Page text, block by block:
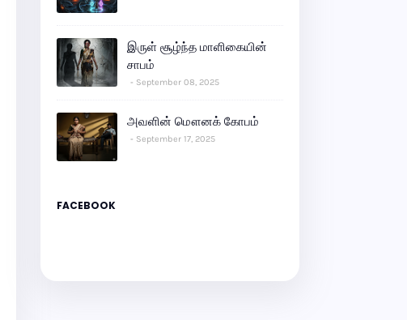
இருள் சூழ்ந்த மாளிகையின்
சாபம்
September 08, 2025
அவளின் மௌனக் கோபம்
September 17, 2025
FACEBOOK